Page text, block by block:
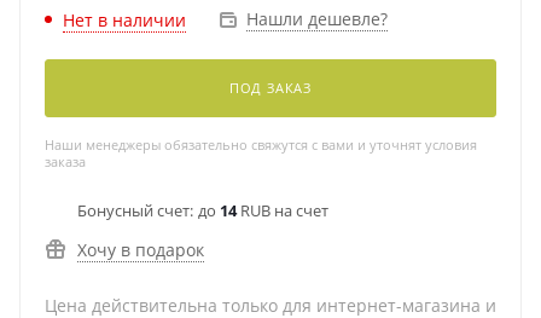
Нет в наличии Нашли дешевле?
ПОД ЗАКАЗ
Наши менеджеры обязательно свяжутся с вами и уточнят условия
заказа
Бонусный счет: до 14RUB на счет
Хочу в подарок
Цена действительна только для интернет-магазина и